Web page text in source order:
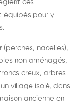
ces
équipés pour y
(perches, nacelles),
non aménagés,
creux, arbres
village isolé, dans
ancienne en